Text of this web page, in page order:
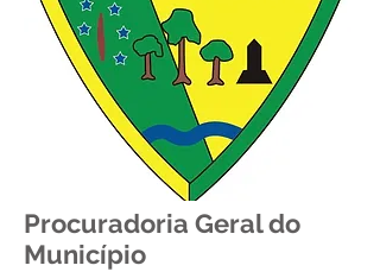
Procuradoria Geral do
Município